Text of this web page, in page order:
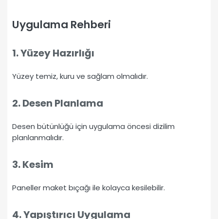
Uygulama Rehberi
1. Yüzey Hazırlığı
Yüzey temiz, kuru ve sağlam olmalıdır.
2. Desen Planlama
Desen bütünlüğü için uygulama öncesi dizilim
planlanmalıdır.
3. Kesim
Paneller maket bıçağı ile kolayca kesilebilir.
4. Yapıştırıcı Uygulama